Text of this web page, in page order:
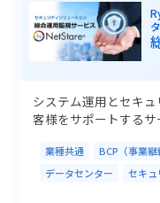
システム運用とセキ
客様をサポートするサ
業種共通 BCP（事業継
データセンター
セキュ